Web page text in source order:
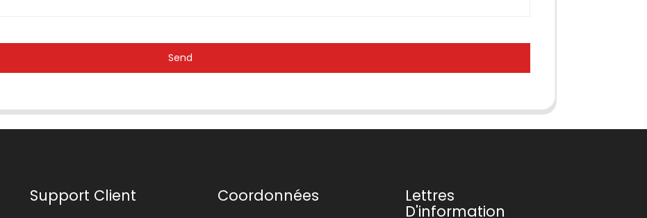
Send
Support Client Coordonnées Lettres
D'information